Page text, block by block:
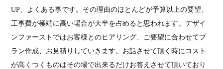
UP、よくある事です。その理由のほとんどが予算以上の要望、
工事費が極端に高い場合が大半を占めると思われます。デザイ
ンファーストではお客様とのヒアリング、ご要望に合わせてプ
ラン作成、お見積りしていきます。お話させて頂く時にコスト
が高くつくものはその場で出来るだけお答えさせて頂いており